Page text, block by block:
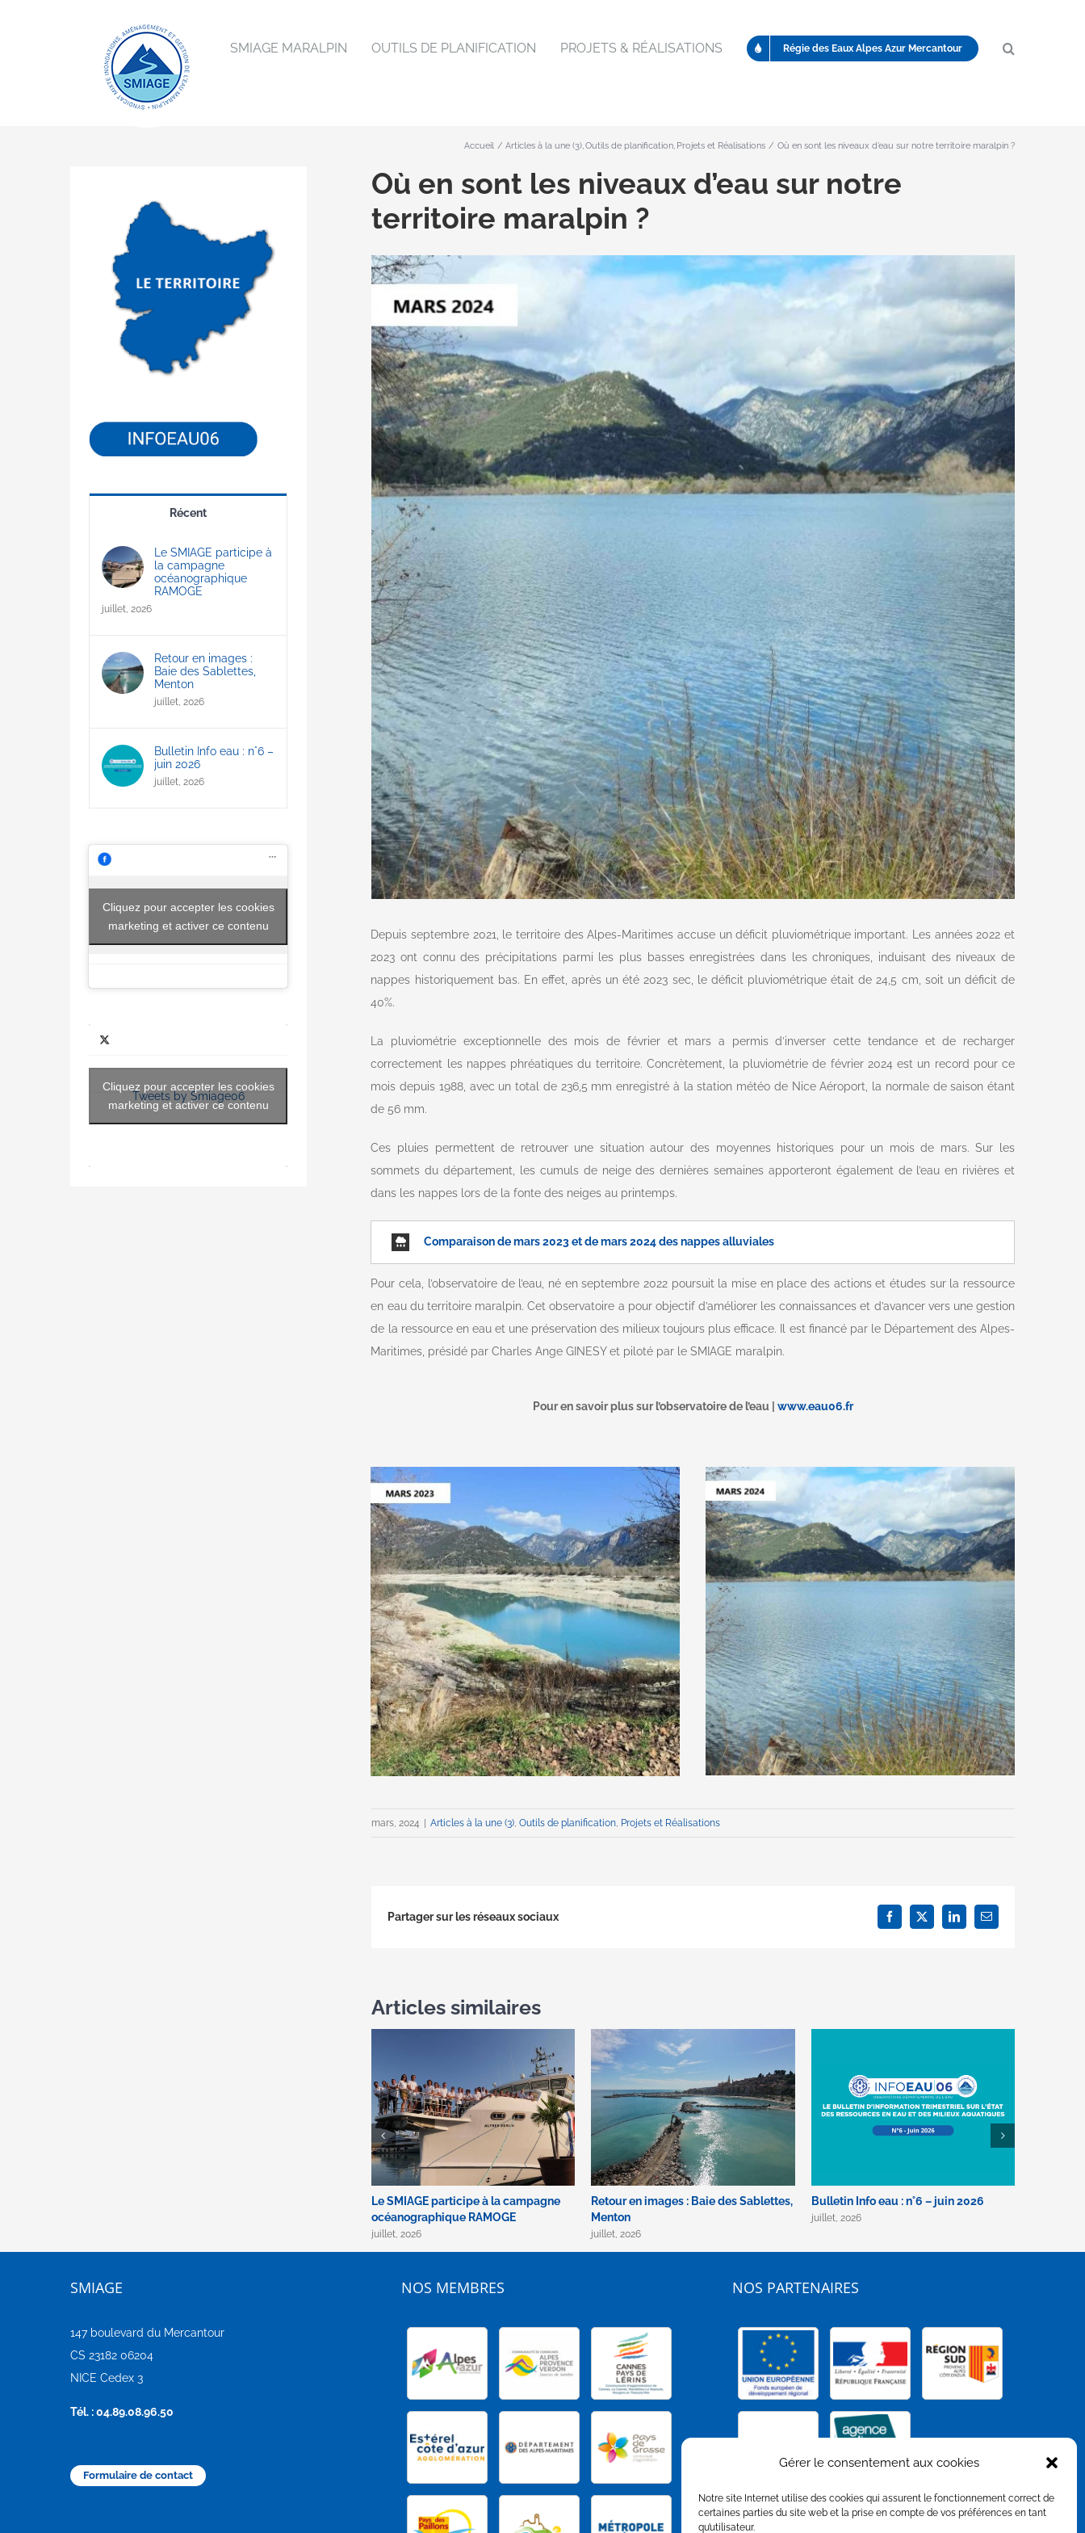
Gérer le consentement aux cookies
Notre site Internet utilise des cookies qui assurent le fonctionnement correct de
certaines parties du site web et la prise en compte de vos préférences en tant
qu’utilisateur.
SMIAGE MARALPIN OUTILS DE PLANIFICATION PROJETS & RÉALISATIONS Régie des Eaux Alpes Azur Mercantour
Accueil Articles à la une (3) Outils de planification Projets et Réalisations Où en sont les niveaux d’eau sur notre territoire maralpin ?
Où en sont les niveaux d’eau sur notre
territoire maralpin ?
Voir
l'image
agrandie
Depuis septembre 2021, le territoire des Alpes-Maritimes accuse un déficit pluviométrique important. Les années 2022 et
2023 ont connu des précipitations parmi les plus basses enregistrées dans les chroniques, induisant des niveaux de
nappes historiquement bas. En effet, après un été 2023 sec, le déficit pluviométrique était de 24,5 cm, soit un déficit de
40%.
La pluviométrie exceptionnelle des mois de février et mars a permis d’inverser cette tendance et de recharger
correctement les nappes phréatiques du territoire. Concrètement, la pluviométrie de février 2024 est un record pour ce
mois depuis 1988, avec un total de 236,5 mm enregistré à la station météo de Nice Aéroport, la normale de saison étant
de 56 mm.
Ces pluies permettent de retrouver une situation autour des moyennes historiques pour un mois de mars. Sur les
sommets du département, les cumuls de neige des dernières semaines apporteront également de l’eau en rivières et
dans les nappes lors de la fonte des neiges au printemps.
Comparaison de mars 2023 et de mars 2024 des nappes alluviales
Pour cela, l’observatoire de l’eau, né en septembre 2022 poursuit la mise en place des actions et études sur la ressource
en eau du territoire maralpin. Cet observatoire a pour objectif d’améliorer les connaissances et d’avancer vers une gestion
de la ressource en eau et une préservation des milieux toujours plus efficace. Il est financé par le Département des Alpes-
Maritimes, présidé par Charles Ange GINESY et piloté par le SMIAGE maralpin.
Pour en savoir plus sur l’observatoire de l’eau www.eau06.fr
mars, 2024 | Articles à la une (3), Outils de planification, Projets et Réalisations
Partager sur les réseaux sociaux Facebook
X LinkedInEmail
Articles similaires
Le SMIAGE participe à la campagne
océanographique RAMOGE
juillet, 2026
Retour en images : Baie des Sablettes,
Menton
juillet, 2026
Bulletin Info eau : n°6 – juin 2026
juillet, 2026
juillet, 2026
Récent
Le SMIAGE participe à
la campagne
océanographique
RAMOGE
juillet, 2026
Retour en images :
Baie des Sablettes,
Menton
juillet, 2026
Bulletin Info eau : n°6 –
juin 2026
juillet, 2026
Cliquez pour accepter les cookies
marketing et activer ce contenu
Tweets by Smiage06
Cliquez pour accepter les cookies
marketing et activer ce contenu
SMIAGE
147 boulevard du Mercantour
CS 23182 06204
NICE Cedex 3
Tél. : 04.89.08.96.50
Formulaire de contact
NOS MEMBRES NOS PARTENAIRES